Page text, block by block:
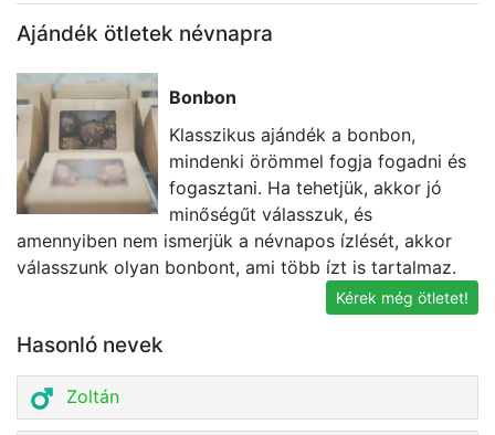
Ajándék ötletek névnapra
Bonbon
Klasszikus ajándék a bonbon,
mindenki örömmel fogja fogadni és
fogasztani. Ha tehetjük, akkor jó
minőségűt válasszuk, és
amennyiben nem ismerjük a névnapos ízlését, akkor
válasszunk olyan bonbont, ami több ízt is tartalmaz.
Kérek még ötletet!
Hasonló nevek
Zoltán